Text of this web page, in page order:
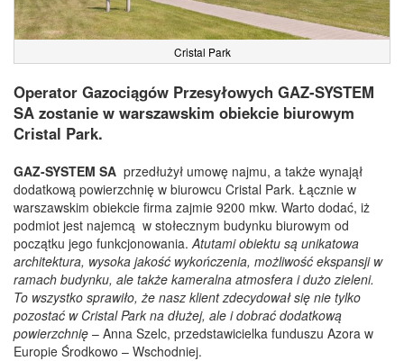
Cristal Park
Operator Gazociągów Przesyłowych GAZ-SYSTEM
SA zostanie w warszawskim obiekcie biurowym
Cristal Park.
GAZ-SYSTEM SA przedłużył umowę najmu, a także wynajął
dodatkową powierzchnię w biurowcu Cristal Park. Łącznie w
warszawskim obiekcie firma zajmie 9200 mkw. Warto dodać, iż
podmiot jest najemcą w stołecznym budynku biurowym od
początku jego funkcjonowania. Atutami obiektu są unikatowa
architektura, wysoka jakość wykończenia, możliwość ekspansji w
ramach budynku, ale także kameralna atmosfera i dużo zieleni.
To wszystko sprawiło, że nasz klient zdecydował się nie tylko
pozostać w Cristal Park na dłużej, ale i dobrać dodatkową
powierzchnię – Anna Szelc, przedstawicielka funduszu Azora w
Europie Środkowo – Wschodniej.